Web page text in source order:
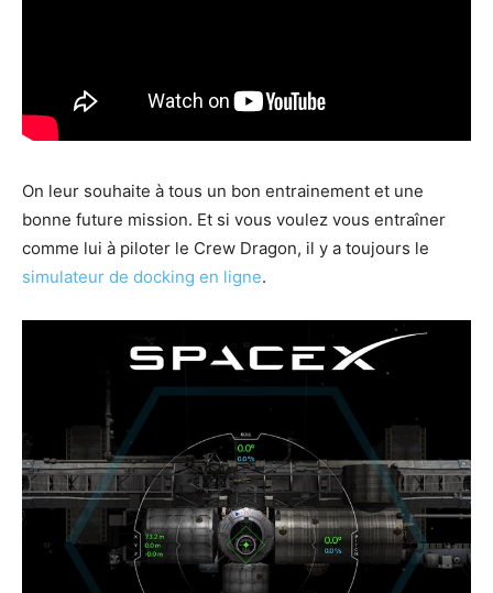
On leur souhaite à tous un bon entrainement et une
bonne future mission. Et si vous voulez vous entraîner
comme lui à piloter le Crew Dragon, il y a toujours le
simulateur de docking en ligne.